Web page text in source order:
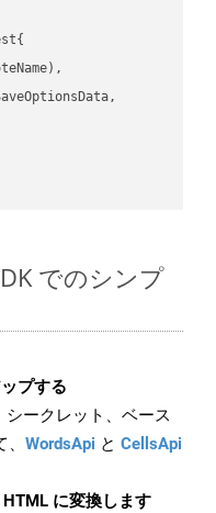
でのシンプ
プする
ークレット、ベース
WordsApi と CellsApi
に変換します